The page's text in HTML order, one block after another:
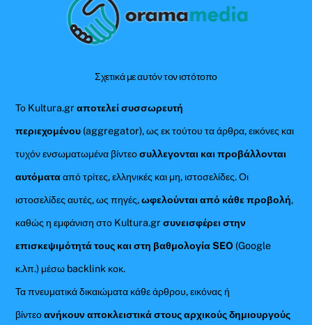
To
Σχετικά με αυτόν τον ιστότοπο
Το Kultura.grαποτελεί συσσωρευτή
περιεχομένου (aggregator), ως εκ τούτου τα άρθρα, εικόνες και
τυχόν ενσωματωμένα βίντεοσυλλεγονται και προβάλλονται
αυτόματααπό τρίτες, ελληνικές και μη, ιστοσελίδες. Οι
ιστοσελίδες αυτές, ως πηγές,ωφελούνται από κάθε προβολή,
καθώς η εμφάνιση στο Kultura.gr συνεισφέρει στην
επισκεψιμότητά τους και στη βαθμολογία SEO (Google
κ.λπ.) μέσω backlink κοκ.
Τα πνευματικά δικαιώματα κάθε άρθρου, εικόνας ή
βίντεοανήκουν αποκλειστικά στους αρχικούς δημιουργούς